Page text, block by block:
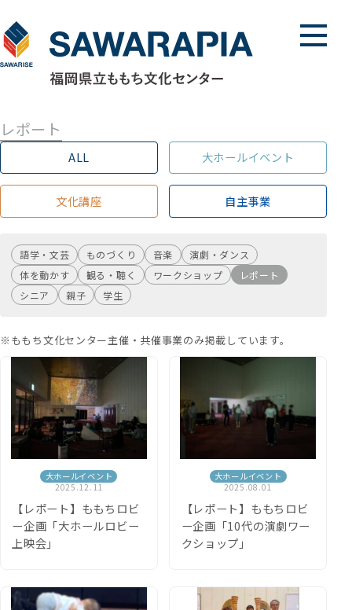
メニュ
レポート
ALL 大ホールイベント
文化講座 自主事業
語学・文芸 ものづくり 音楽
演劇・ダンス
体を動かす
観る・聴く ワークショップ
レポート
シニア
親子 学生
※ももち文化センター主催・共催事業のみ掲載しています。
大ホールイベント
2025.12.11
【レポート】ももちロビ
ー企画「大ホールロビー
上映会」
大ホールイベント
2025.08.01
【レポート】ももちロビ
ー企画「10代の演劇ワー
クショップ」